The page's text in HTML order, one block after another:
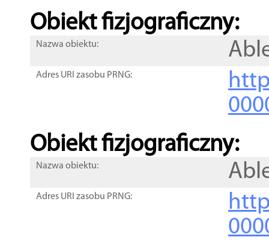
Obiekt fizjograficzny:
Nazwa obiektu:
Adres URI zasobu PRNG:
Obiekt fizjograficzny:
Nazwa obiektu:
Adres URI zasobu PRNG: